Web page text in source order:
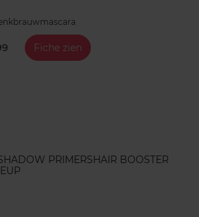
Fiche zien
PRIMERSHAIR BOOSTER